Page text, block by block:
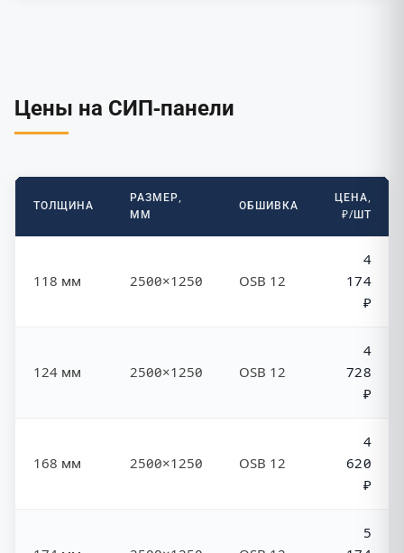
Цены на СИП-панели
ТОЛЩИНА
РАЗМЕР,
ММ
ОБШИВКА
ЦЕНА,
₽/ШТ
118 мм 2500×1250 OSB 12
4
174
₽
124 мм 2500×1250 OSB 12
4
728
₽
168 мм 2500×1250 OSB 12
4
620
₽
5